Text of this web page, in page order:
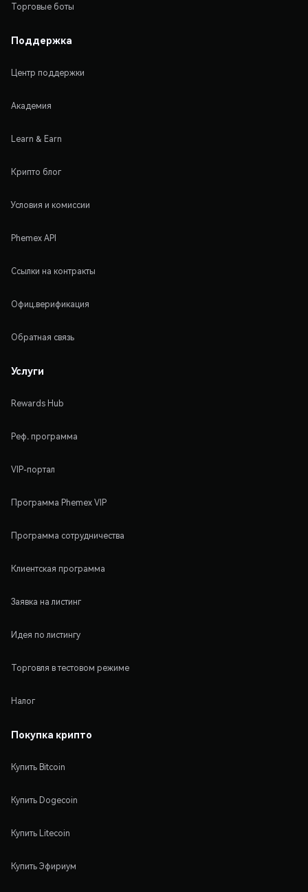
Торговые боты
Поддержка
Центр поддержки
Академия
Learn & Earn
Крипто блог
Условия и комиссии
Phemex API
Ссылки на контракты
Офиц.верификация
Обратная связь
Услуги
Rewards Hub
Реф. программа
VIP-портал
Программа Phemex VIP
Программа сотрудничества
Клиентская программа
Заявка на листинг
Идея по листингу
Торговля в тестовом режиме
Налог
Покупка крипто
Купить Bitcoin
Купить Dogecoin
Купить Litecoin
Купить Эфириум